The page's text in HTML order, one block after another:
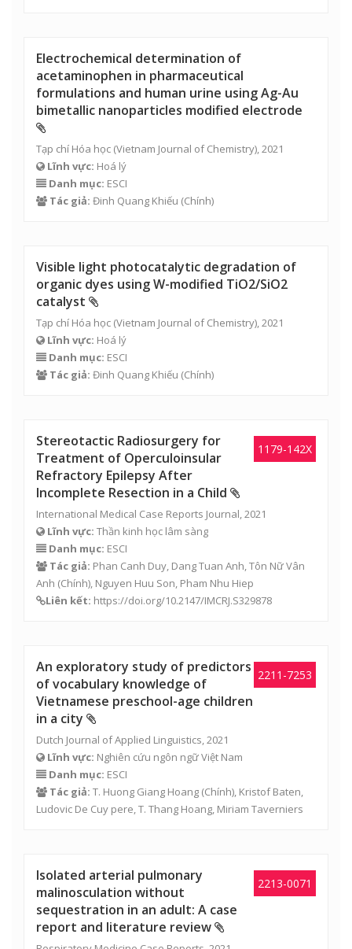
Electrochemical determination of
acetaminophen in pharmaceutical
formulations and human urine using Ag-Au
bimetallic nanoparticles modified electrode
Tạp chí Hóa học (Vietnam Journal of Chemistry), 2021
Lĩnh vực: Hoá lý
Danh mục: ESCI
Tác giả: Đinh Quang Khiếu (Chính)
Visible light photocatalytic degradation of
organic dyes using W-modified TiO2/SiO2
catalyst
Tạp chí Hóa học (Vietnam Journal of Chemistry), 2021
Lĩnh vực: Hoá lý
Danh mục: ESCI
Tác giả: Đinh Quang Khiếu (Chính)
1179-142X
Stereotactic Radiosurgery for
Treatment of Operculoinsular
Refractory Epilepsy After
Incomplete Resection in a Child
International Medical Case Reports Journal, 2021
Lĩnh vực: Thần kinh học lâm sàng
Danh mục: ESCI
Tác giả: Phan Canh Duy, Dang Tuan Anh, Tôn Nữ Vân
Anh (Chính), Nguyen Huu Son, Pham Nhu Hiep
Liên kết: https://doi.org/10.2147/IMCRJ.S329878
2211-7253
An exploratory study of predictors
of vocabulary knowledge of
Vietnamese preschool-age children
in a city
Dutch Journal of Applied Linguistics, 2021
Lĩnh vực: Nghiên cứu ngôn ngữ Việt Nam
Danh mục: ESCI
Tác giả: T. Huong Giang Hoang (Chính), Kristof Baten,
Ludovic De Cuy pere, T. Thang Hoang , Miriam Taverniers
2213-0071
Isolated arterial pulmonary
malinosculation without
sequestration in an adult: A case
report and literature review